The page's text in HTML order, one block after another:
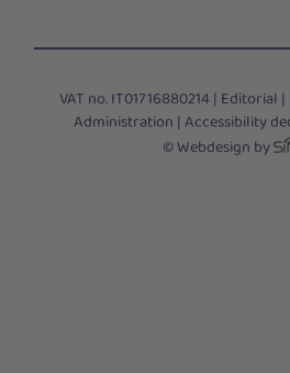
VAT no. IT01716880214 | Editorial |
Administration |Accessibility
© Webdesign by